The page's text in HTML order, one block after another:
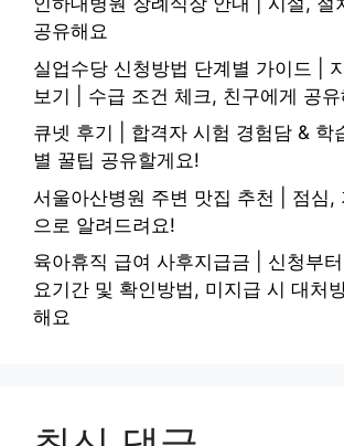
공유해요
실업수당 신청방법 단계별 가이드 |
보기 | 수급 조건 체크, 친구에게 공
큐넷 후기 | 합격자 시험 경험담 & 학
별 꿀팁 공유할게요!
서울아산병원 주변 맛집 추천 | 점심,
으로 알려드려요!
육아휴직 급여 사후지급금 | 신청부
요기간 및 확인방법, 미지급 시 대처
해요